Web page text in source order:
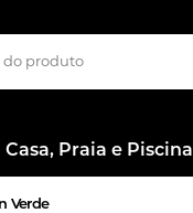
Casa, Praia e Piscina
Verde